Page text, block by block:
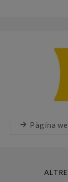
Pàgina